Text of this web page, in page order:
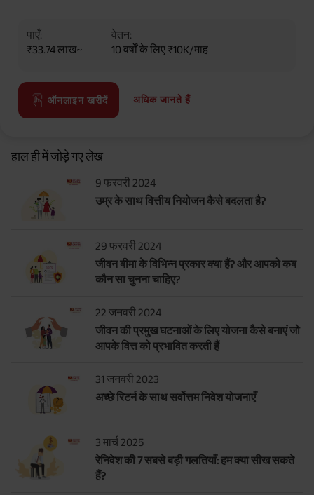
पाएँ:
₹33.74 लाख~
वेतन:
10 वर्षों के लिए ₹10K/माह
ऑनलाइन खरीदें अधिक जानते हैं
हाल ही में जोड़े गए लेख
9 फरवरी 2024
उम्र के साथ वित्तीय नियोजन कैसे बदलता है?
29 फरवरी 2024
जीवन बीमा के विभिन्न प्रकार क्या हैं? और आपको कब
कौन सा चुनना चाहिए?
22 जनवरी 2024
जीवन की प्रमुख घटनाओं के लिए योजना कैसे बनाएं जो
आपके वित्त को प्रभावित करती हैं
31 जनवरी 2023
अच्छे रिटर्न के साथ सर्वोत्तम निवेश योजनाएँ
3 मार्च 2025
रेनिवेश की 7 सबसे बड़ी गलतियाँ: हम क्या सीख सकते
हैं?